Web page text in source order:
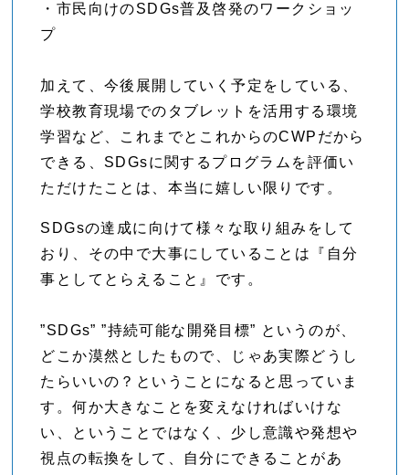
・市民向けのSDGs普及啓発のワークショッ
プ
加えて、今後展開していく予定をしている、
学校教育現場でのタブレットを活用する環境
学習など、これまでとこれからのCWPだから
できる、SDGsに関するプログラムを評価い
ただけたことは、本当に嬉しい限りです。
SDGsの達成に向けて様々な取り組みをして
おり、その中で大事にしていることは『自分
事としてとらえること』です。
”SDGs” ”持続可能な開発目標” というのが、
どこか漠然としたもので、じゃあ実際どうし
たらいいの？ということになると思っていま
す。何か大きなことを変えなければいけな
い、ということではなく、少し意識や発想や
視点の転換をして、自分にできることがあ